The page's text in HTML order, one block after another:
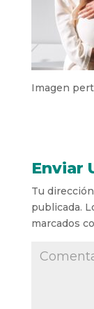
Imagen
Enviar
Tu
publicada.
marcados